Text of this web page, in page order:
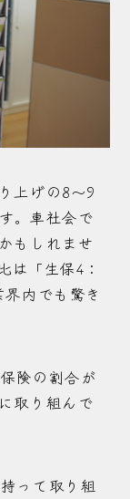
上げの8〜9
。車社会で
もしれませ
は「生保4：
内でも驚き
険の割合が
取り組んで
って取り組